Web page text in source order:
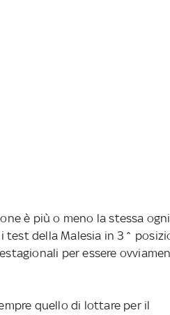
è più o meno la stessa
test della Malesia in 3^
per essere
quello di lottare per il